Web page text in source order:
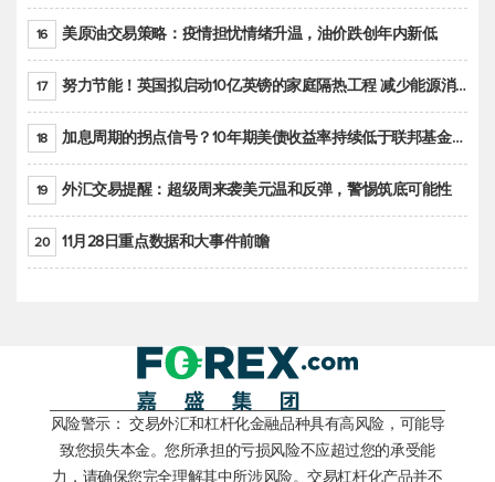
16 美原油交易策略：疫情担忧情绪升温，油价跌创年内新低
17 努力节能！英国拟启动10亿英镑的家庭隔热工程 减少能源消耗
18 加息周期的拐点信号？10年期美债收益率持续低于联邦基金利率目标区间
19 外汇交易提醒：超级周来袭美元温和反弹，警惕筑底可能性
20 11月28日重点数据和大事件前瞻
风险警示： 交易外汇和杠杆化金融品种具有高风险，可能导
致您损失本金。您所承担的亏损风险不应超过您的承受能
力，请确保您完全理解其中所涉风险。交易杠杆化产品并不